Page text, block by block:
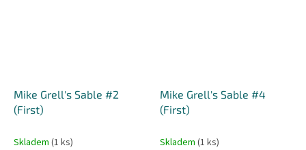
Mike Grell's Sable #2
(First)
Skladem (1 ks)
Mike Grell's Sable #4
(First)
Skladem (1 ks)